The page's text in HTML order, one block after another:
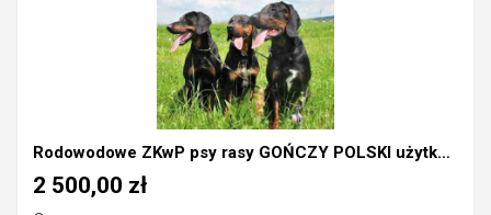
Rodowodowe ZKwP psy rasy GOŃCZY POLSKI użytkowe za...
2 500,00 zł